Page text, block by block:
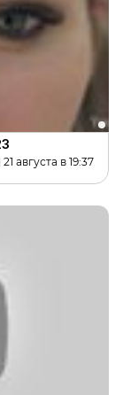
21 августа в 19:37